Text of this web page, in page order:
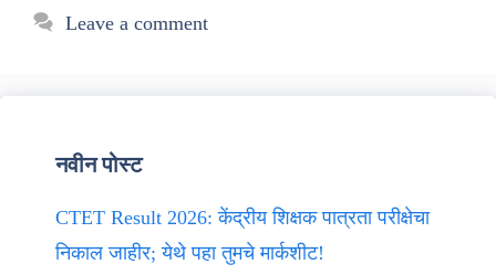
Leave a comment
नवीन पोस्ट
CTET Result 2026: केंद्रीय शिक्षक पात्रता परीक्षेचा
निकाल जाहीर; येथे पहा तुमचे मार्कशीट!